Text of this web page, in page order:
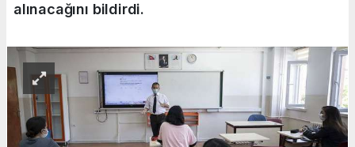
alınacağını bildirdi.